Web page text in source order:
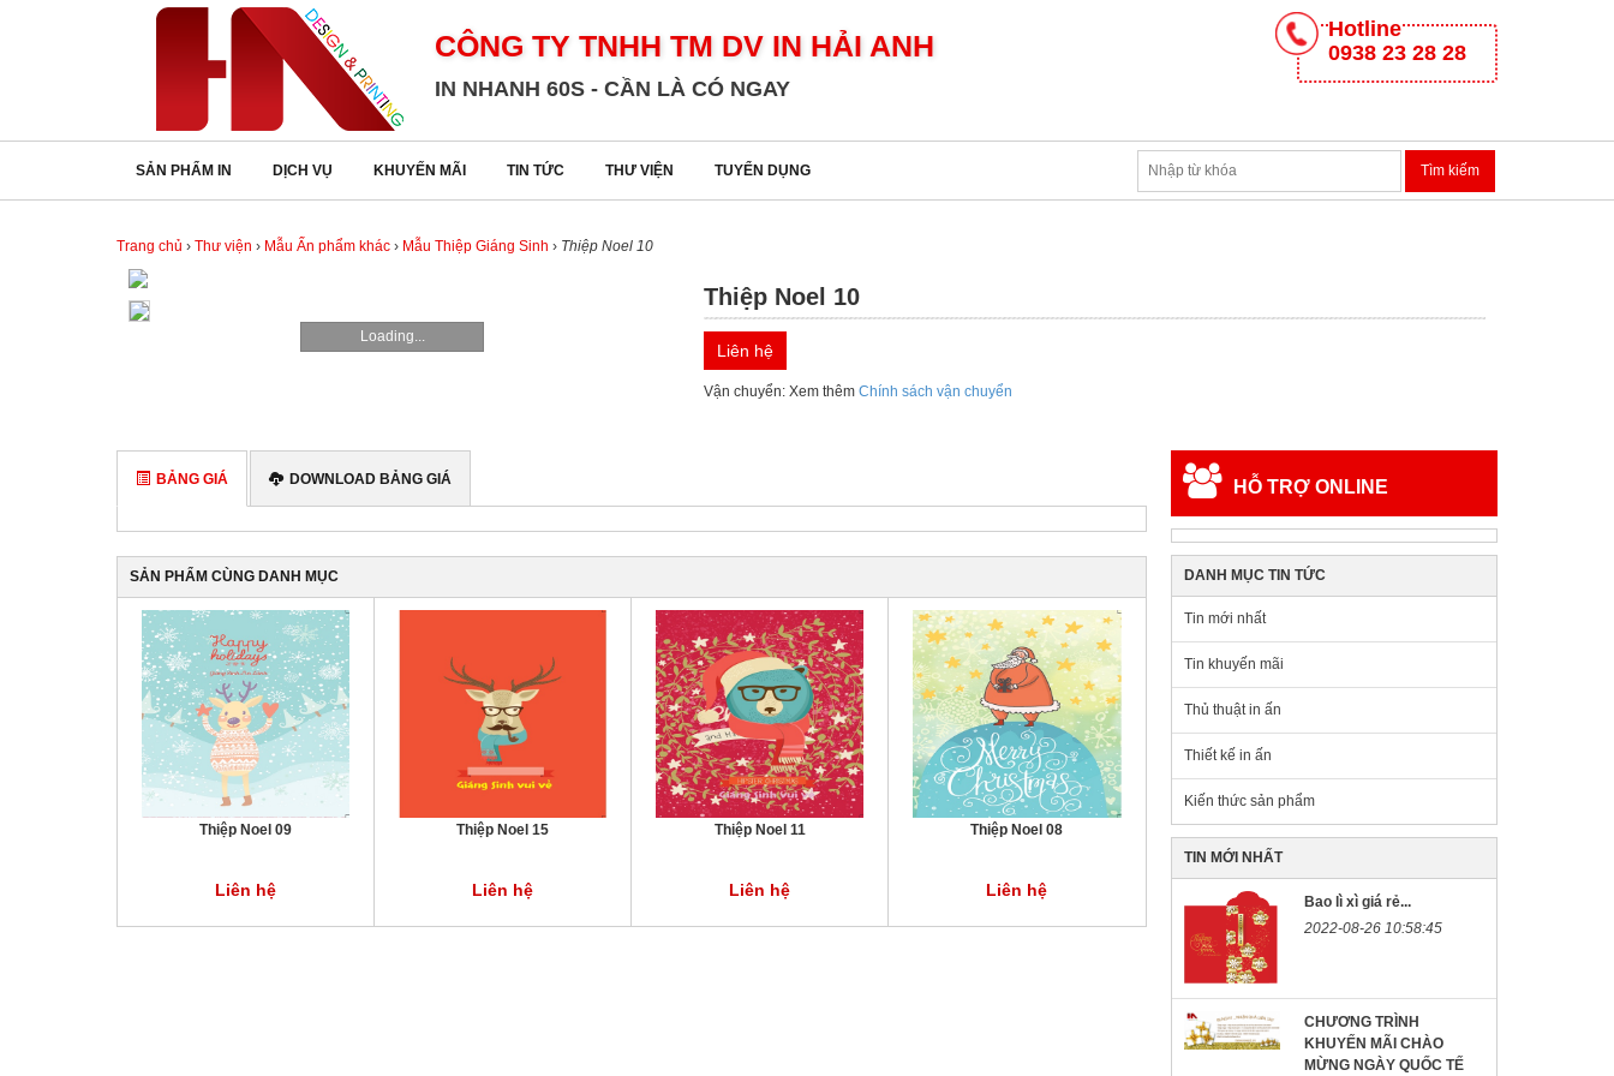
CÔNG TY TNHH TM DV IN HẢI ANH
IN NHANH 60S - CẦN LÀ CÓ NGAY
Hotline
0938 23 28 28
TNHH
SẢN PHẨM IN DỊCH VỤ KHUYẾN MÃI TIN TỨC THƯ VIỆN TUYỂN DỤNG
Trang chủ › Thư viện › Mẫu Ấn phẩm khác › Mẫu Thiệp Giáng Sinh › Thiệp Noel 10
Loading...
Thiệp Noel 10
Liên hệ
Vận chuyển: Xem thêmChính sách vận chuyển
BẢNG GIÁ DOWNLOAD BẢNG GIÁ
SẢN PHẨM CÙNG DANH MỤC
Thiệp Noel 09
Liên hệ
Thiệp Noel 15
Liên hệ
Thiệp Noel 11
Liên hệ
Thiệp Noel 08
Liên hệ
HỖ TRỢ ONLINE
DANH MỤC TIN TỨC
Tin mới nhất
Tin khuyến mãi
Thủ thuật in ấn
Thiết kế in ấn
Kiến thức sản phẩm
TIN MỚI NHẤT
Bao lì xì giá rẻ...
2022-08-26 10:58:45
CHƯƠNG TRÌNH
KHUYẾN MÃI CHÀO
MỪNG NGÀY QUỐC TẾ